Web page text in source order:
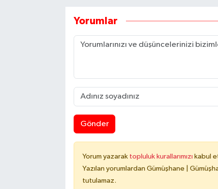
Yorumlar
Gönder
Yorum yazarak topluluk kurallarımızı kabul
Yazılan yorumlardan Gümüşhane |
tutulamaz.